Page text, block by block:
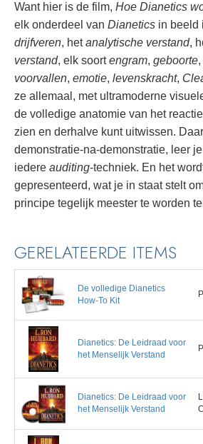
Want hier is de film, Hoe Dianetics
elk onderdeel van Dianetics in beeld
drijfveren, hetanalytische verstand,
verstand, elk soortengram, geboorte,
voorvallen, emotie, levenskracht,
ze allemaal, met ultramoderne
de volledige anatomie van het
zien en derhalve kunt uitwissen.
demonstratie-na-demonstratie, leer
iedere auditing-techniek. En het
gepresenteerd, wat je in staat stelt
principe tegelijk meester te worden
GERELATEERDE ITEMS
De volledige Dianetics
How-To Kit
Dianetics: De Leidraad voor
het Menselijk Verstand
Dianetics: De Leidraad voor
het Menselijk Verstand